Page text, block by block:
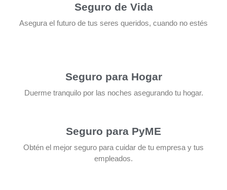
Seguro de Vida
Asegura el futuro de tus seres queridos, cuando no estés
Seguro para Hogar
Duerme tranquilo por las noches asegurando tu hogar.
Seguro para PyME
Obtén el mejor seguro para cuidar de tu empresa y tus
empleados.